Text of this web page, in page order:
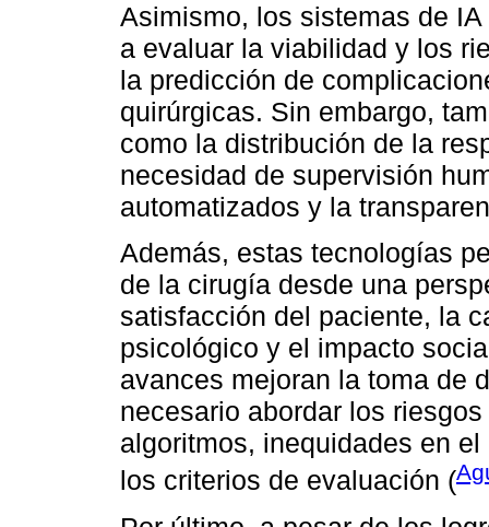
Asimismo, los sistemas de
a evaluar la viabilidad y los
la predicción de
quirúrgicas. Sin embargo,
como la distribución de la
necesidad de supervisión
automatizados y la
Además, estas tecnologías
de la cirugía desde una
satisfacción del paciente, la
psicológico y el impacto
avances mejoran la toma de
necesario abordar los
algoritmos, inequidades en
los criterios de evaluación (